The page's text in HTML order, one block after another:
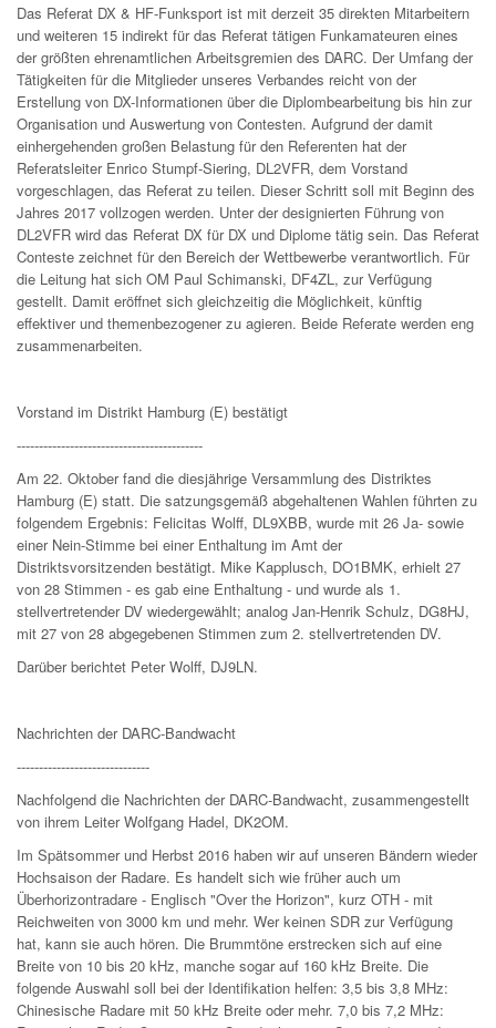
Das Referat DX & HF-Funksport ist mit derzeit 35 direkten Mitarbeitern
und weiteren 15 indirekt für das Referat tätigen Funkamateuren eines
der größten ehrenamtlichen Arbeitsgremien des DARC. Der Umfang der
Tätigkeiten für die Mitglieder unseres Verbandes reicht von der
Erstellung von DX-Informationen über die Diplombearbeitung bis hin zur
Organisation und Auswertung von Contesten. Aufgrund der damit
einhergehenden großen Belastung für den Referenten hat der
Referatsleiter Enrico Stumpf-Siering, DL2VFR, dem Vorstand
vorgeschlagen, das Referat zu teilen. Dieser Schritt soll mit Beginn des
Jahres 2017 vollzogen werden. Unter der designierten Führung von
DL2VFR wird das Referat DX für DX und Diplome tätig sein. Das Referat
Conteste zeichnet für den Bereich der Wettbewerbe verantwortlich. Für
die Leitung hat sich OM Paul Schimanski, DF4ZL, zur Verfügung
gestellt. Damit eröffnet sich gleichzeitig die Möglichkeit, künftig
effektiver und themenbezogener zu agieren. Beide Referate werden eng
zusammenarbeiten.
Vorstand im Distrikt Hamburg (E) bestätigt
------------------------------------------
Am 22. Oktober fand die diesjährige Versammlung des Distriktes
Hamburg (E) statt. Die satzungsgemäß abgehaltenen Wahlen führten zu
folgendem Ergebnis: Felicitas Wolff, DL9XBB, wurde mit 26 Ja- sowie
einer Nein-Stimme bei einer Enthaltung im Amt der
Distriktsvorsitzenden bestätigt. Mike Kapplusch, DO1BMK, erhielt 27
von 28 Stimmen - es gab eine Enthaltung - und wurde als 1.
stellvertretender DV wiedergewählt; analog Jan-Henrik Schulz, DG8HJ,
mit 27 von 28 abgegebenen Stimmen zum 2. stellvertretenden DV.
Darüber berichtet Peter Wolff, DJ9LN.
Nachrichten der DARC-Bandwacht
------------------------------
Nachfolgend die Nachrichten der DARC-Bandwacht, zusammengestellt
von ihrem Leiter Wolfgang Hadel, DK2OM.
Im Spätsommer und Herbst 2016 haben wir auf unseren Bändern wieder
Hochsaison der Radare. Es handelt sich wie früher auch um
Überhorizontradare - Englisch "Over the Horizon", kurz OTH - mit
Reichweiten von 3000 km und mehr. Wer keinen SDR zur Verfügung
hat, kann sie auch hören. Die Brummtöne erstrecken sich auf eine
Breite von 10 bis 20 kHz, manche sogar auf 160 kHz Breite. Die
folgende Auswahl soll bei der Identifikation helfen: 3,5 bis 3,8 MHz:
Chinesische Radare mit 50 kHz Breite oder mehr. 7,0 bis 7,2 MHz: